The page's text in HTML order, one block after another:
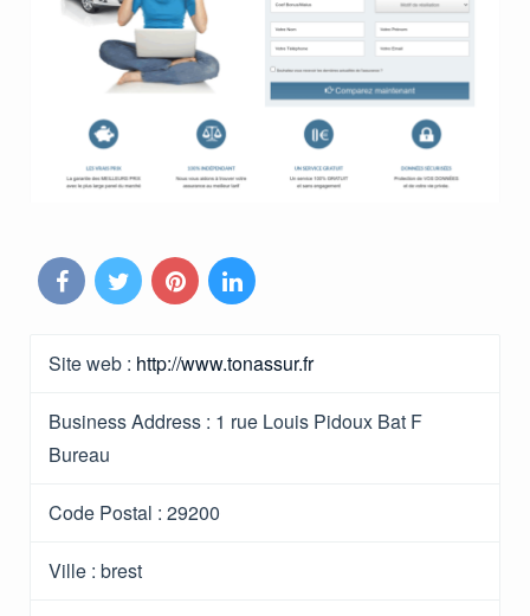
Site web : http://www.tonassur.fr
Business Address : 1 rue Louis Pidoux Bat F
Bureau
Code Postal : 29200
Ville : brest